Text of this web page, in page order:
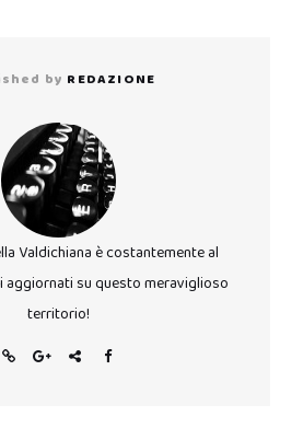
by REDAZIONE
Valdichiana è costantemente al
aggiornati su questo meraviglioso
territorio!